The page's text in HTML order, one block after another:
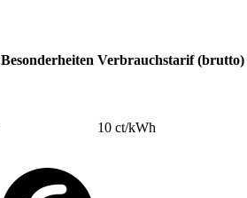
Besonderheiten Verbrauchstarif (brutto)
10 ct/kWh